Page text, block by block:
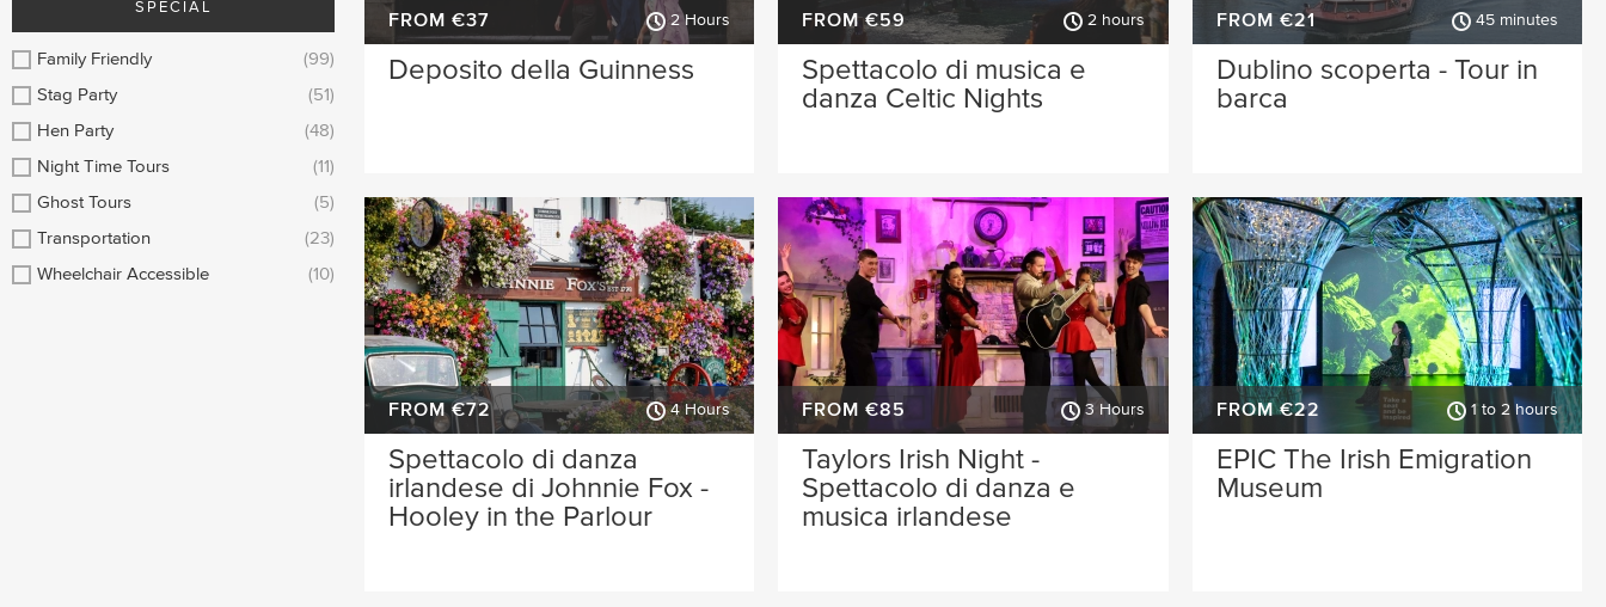
SPECIAL
Family Friendly
(99)
Stag Party
(51)
Hen Party
(48)
Night Time Tours
(11)
Ghost Tours
(5)
Transportation
(23)
Wheelchair Accessible
(10)
FROM €37 2 Hours
Deposito della Guinness
FROM €59 2 hours
Spettacolo di musica e
danza Celtic Nights
FROM €21 45 minutes
Dublino scoperta - Tour in
barca
FROM €72 4 Hours
Spettacolo di danza
irlandese di Johnnie Fox -
Hooley in the Parlour
FROM €85 3 Hours
Taylors Irish Night -
Spettacolo di danza e
musica irlandese
FROM €22 1 to 2 hours
EPIC The Irish Emigration
Museum